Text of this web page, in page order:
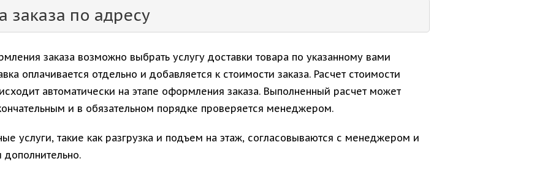
заказа по адресу
заказа возможно выбрать услугу доставки товара по указанному вами
оплачивается отдельно и добавляется к стоимости заказа. Расчет стоимости
автоматически на этапе оформления заказа. Выполненный расчет может
и в обязательном порядке проверяется менеджером.
услуги, такие как разгрузка и подъем на этаж, согласовываются с менеджером и
дополнительно.